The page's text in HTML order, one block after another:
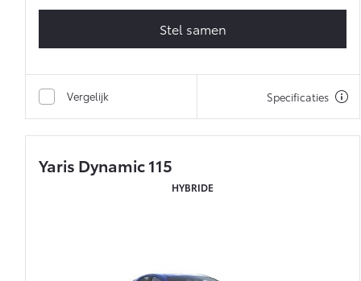
Stel samen
Vergelijk Specificaties
Yaris Dynamic 115
HYBRIDE